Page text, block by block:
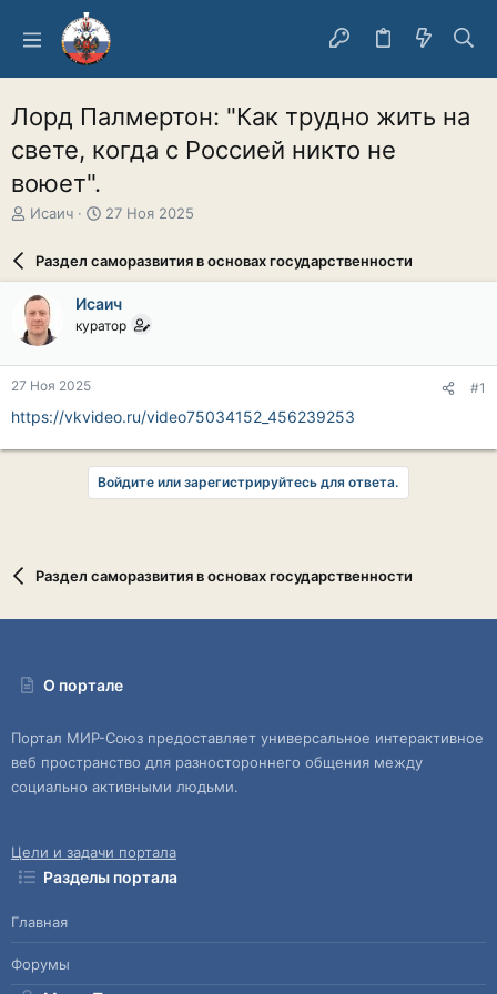
Лорд Палмертон: "Как трудно жить на
свете, когда с Россией никто не
воюет".
А
о
р
т
е
м
ы
Исаич
Д
а
а
ч
л
27 Ноя 2025
Раздел саморазвития в основах государственности
Исаич
куратор
27 Ноя 2025 #1
https://vkvideo.ru/video75034152_456239253
Войдите или зарегистрируйтесь для ответа.
Раздел саморазвития в основах государственности
О портале
Портал МИР-Союз предоставляет универсальное интерактивное
веб пространство для разностороннего общения между
социально активными людьми.
Цели и задачи портала
Разделы портала
Главная
Форумы